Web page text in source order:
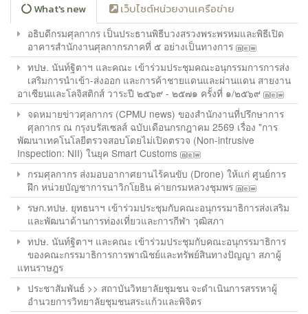
What's new เว็บไซต์หน่วยงานเครือข่าย
อธิบดีกรมศุลกากร เป็นประธานพิธีบวงสรวงพระพรหมและพิธีเปิด
อาคารสำนักงานศุลกากรภาคที่ ๕ อย่างเป็นทางการ
ทปษ. นันท์ฐิตาฯ และคณะ เข้าร่วมประชุมคณะอนุกรรมการการส่ง
เสริมการนำเข้า-ส่งออก และการค้าชายแดนและผ่านแดน สายงาน
อาเซียนและโลจิสติกส์ วาระปี ๒๕๖๙ - ๒๕๗๑ ครั้งที่ ๑/๒๕๖๙
จดหมายข่าวศุลกากร (CPMU news) ของสำนักงานที่ปรึกษาการ
ศุลกากร ณ กรุงบรัสเซลส์ ฉบับเดือนกรกฎาคม 2569 เรื่อง "การ
พัฒนาเทคโนโลยีตรวจสอบโดยไม่เปิดตรวจ (Non-intrusive
Inspection: NII) ในยุค Smart Customs
กรมศุลกากร ส่งมอบอากาศยานไร้คนขับ (Drone) ให้แก่ ศูนย์การ
ฝึก หน่วยบัญชาการนาวิกโยธิน ค่ายกรมหลวงชุมพร
รษก.ทปษ. ยุทธนาฯ เข้าร่วมประชุมกับคณะอนุกรรมาธิการส่งเสริม
และพัฒนาด้านการท่องเที่ยวและการกีฬา วุฒิสภา
ทปษ. นันท์ฐิตาฯ และคณะ เข้าร่วมประชุมกับคณะอนุกรรมาธิการ
ของคณะกรรมาธิการการพาณิชย์และทรัพย์สินทางปัญญา สภาผู้
แทนราษฎร
ประชาสัมพันธ์ >> สถาบันวิทยาลัยชุมชน จะดำเนินการสรรหาผู้
อำนวยการวิทยาลัยชุมชนสระแก้วและพิจิตร